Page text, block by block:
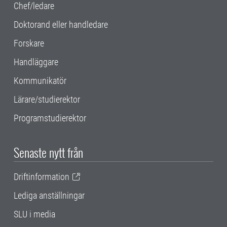
Chef/ledare
Doktorand eller handledare
Forskare
Handläggare
Kommunikatör
Lärare/studierektor
Programstudierektor
Senaste nytt från
Driftinformation
Lediga anställningar
SLU i media